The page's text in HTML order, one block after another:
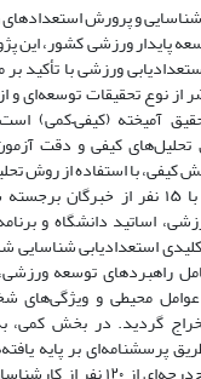
و پرورش
پایدار ورزشی کشور،
ورزشی با تأکید بر
نوع تحقیقات توسعه‌ای
آمیخته (کیفی–کمی)
تحلیل‌های کیفی و دقت
کیفی، با استفاده از روش
نیمه‌ساختاریافته با ۱۵ نفر از
اساتید دانشگاه و
استعدادیابی شناسایی
راهبردهای توسعه
گردید. در بخش کمی،
پرسشنامه‌ای بر پایه